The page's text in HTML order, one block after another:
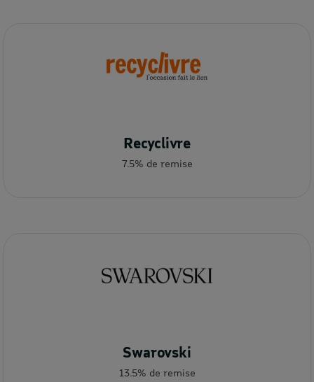
Recyclivre
7.5% de remise
Swarovski
13.5% de remise